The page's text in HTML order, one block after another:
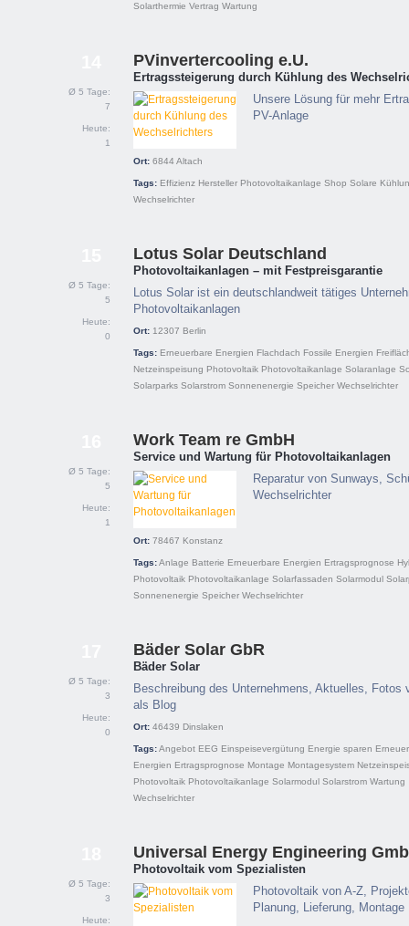
Solarthermie Vertrag Wartung
Ø 5 Tage:
7
Heute:
1
PVinvertercooling e.U.
Ertragssteigerung durch Kühlung des
Unsere Lösung für mehr
PV-Anlage
Ort: 6844 Altach
Tags: Effizienz Hersteller Photovoltaikanlage Shop Solare
Wechselrichter
Ø 5 Tage:
5
Heute:
0
Lotus Solar Deutschland
Photovoltaikanlagen – mit Festpreisgarantie
Lotus Solar ist ein deutschlandweit tätiges
Photovoltaikanlagen
Ort: 12307 Berlin
Tags: Erneuerbare Energien Flachdach Fossile Energien
Netzeinspeisung Photovoltaik Photovoltaikanlage Solaranlage
Solarparks Solarstrom Sonnenenergie Speicher Wechselrichter
Ø 5 Tage:
5
Heute:
1
Work Team re GmbH
Service und Wartung für Photovoltaikanlagen
Reparatur von Sunways,
Wechselrichter
Ort: 78467 Konstanz
Tags:Anlage Batterie Erneuerbare Energien Ertragsprognose
Photovoltaik Photovoltaikanlage Solarfassaden Solarmodul
Sonnenenergie Speicher Wechselrichter
Ø 5 Tage:
3
Heute:
0
Bäder Solar GbR
Bäder Solar
Beschreibung des Unternehmens, Aktuelles, Fotos
als Blog
Ort: 46439 Dinslaken
Tags:Angebot EEG Einspeisevergütung Energie sparen
Energien Ertragsprognose Montage Montagesystem
Photovoltaik Photovoltaikanlage Solarmodul Solarstrom Wartung
Wechselrichter
Ø 5 Tage:
3
Heute:
Universal Energy Engineering
Photovoltaik vom Spezialisten
Photovoltaik von A-Z,
Planung, Lieferung, Montage